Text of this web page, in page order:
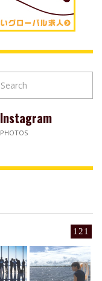
Instagram
PHOTOS
121